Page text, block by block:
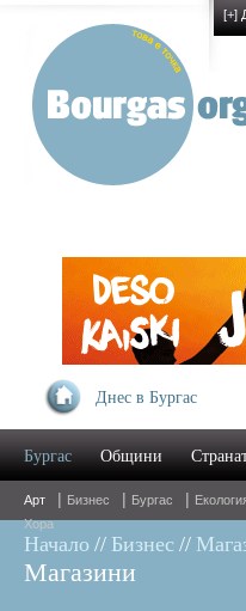
Днес в Бургас
Бургас Общини
Арт | Бизнес | Бургас |
Хора
Начало // Бизнес //
Магазини
[+]